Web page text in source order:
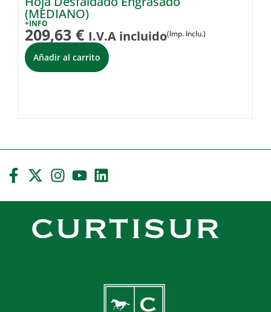
(MEDIANO)
+INFO
209,63 € I.V.A incluido(Imp. Inclu.)
Añadir al carrito